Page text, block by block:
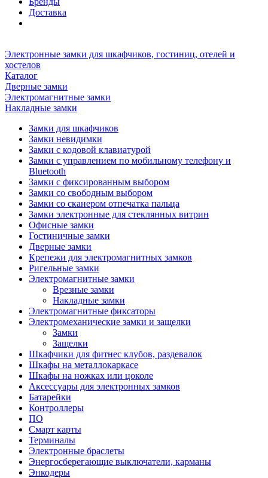
Доставка
Электронные замки для шкафчиков, гостиниц, отелей и
хостелов
Каталог
Дверные замки
Электромагнитные замки
Накладные замки
Замки для шкафчиков
Замки невидимки
Замки с кодовой клавиатурой
Замки с управлением по мобильному телефону и
Bluetooth
Замки с фиксированным выбором
Замки со свободным выбором
Замки со сканером отпечатка пальца
Замки электронные для стеклянных витрин
Офисные замки
Гостиничные замки
Дверные замки
Крепежи для электромагнитных замков
Ригельные замки
Электромагнитные замки
Врезные замки
Накладные замки
Электромагнитные фиксаторы
Электромеханические замки и защелки
Замки
Защелки
Шкафчики для фитнес клубов, раздевалок
Шкафы на металлокаркасе
Шкафы на ножках или цоколе
Аксессуары для электронных замков
Батарейки
Контроллеры
ПО
Смарт карты
Терминалы
Электронные браслеты
Энергосберегающие выключатели, карманы
Энкодеры